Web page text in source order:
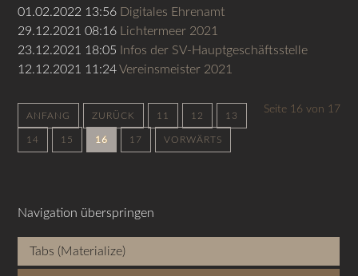
01.02.2022 13:56 Digitales Ehrenamt
29.12.2021 08:16 Lichtermeer 2021
23.12.2021 18:05
Infos der SV-Hauptgeschäftsstelle
12.12.2021 11:24 Vereinsmeister 2021
Seite 16 von 17
ANFANG ZURÜCK 11 12 13
14 15 16 17 VORWÄRTS
Navigation überspringen
Tabs (Materialize)